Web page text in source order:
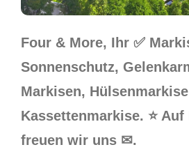
Four & More, Ihr ✅
Sonnenschutz,
Markisen,
Kassettenmarkise. ⭐
freuen wir uns ✉.